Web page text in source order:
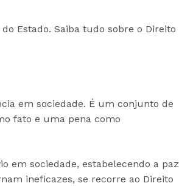
Estado. Saiba tudo sobre o Direito
em sociedade. É um conjunto de
fato e uma pena como
em sociedade, estabelecendo a paz
ineficazes, se recorre ao Direito